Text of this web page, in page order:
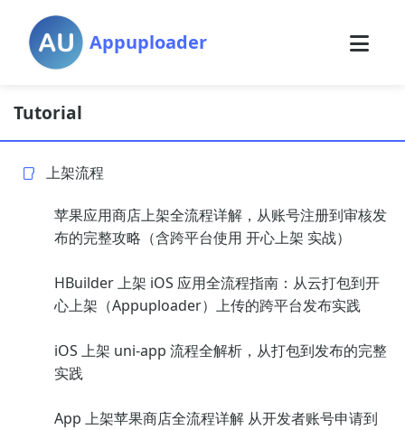
Appuploader
Tutorial
上架流程
苹果应用商店上架全流程详解，从账号注册到审核发
布的完整攻略（含跨平台使用 开心上架 实战）
HBuilder 上架 iOS 应用全流程指南：从云打包到开
心上架（Appuploader）上传的跨平台发布实践
iOS 上架 uni-app 流程全解析，从打包到发布的完整
实践
App 上架苹果商店全流程详解 从开发者账号申请到